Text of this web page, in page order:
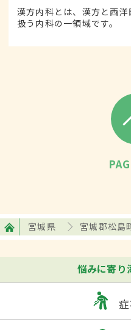
漢方内科とは、漢方と西
扱う内科の一領域です。
宮城県 宮城郡松島
悩みに寄り